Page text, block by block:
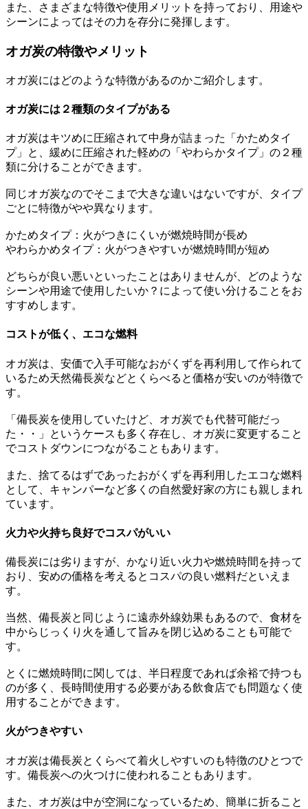
また、さまざまな特徴や使用メリットを持っており、用途や
シーンによってはその力を存分に発揮します。
オガ炭の特徴やメリット
オガ炭にはどのような特徴があるのかご紹介します。
オガ炭には２種類のタイプがある
オガ炭はキツめに圧縮されて中身が詰まった「かためタイ
プ」と、緩めに圧縮された軽めの「やわらかタイプ」の２種
類に分けることができます。
同じオガ炭なのでそこまで大きな違いはないですが、タイプ
ごとに特徴がやや異なります。
かためタイプ：火がつきにくいが燃焼時間が長め
やわらかめタイプ：火がつきやすいが燃焼時間が短め
どちらが良い悪いといったことはありませんが、どのような
シーンや用途で使用したいか？によって使い分けることをお
すすめします。
コストが低く、エコな燃料
オガ炭は、安価で入手可能なおがくずを再利用して作られて
いるため天然備長炭などとくらべると価格が安いのが特徴で
す。
「備長炭を使用していたけど、オガ炭でも代替可能だっ
た・・」というケースも多く存在し、オガ炭に変更すること
でコストダウンにつながることもあります。
また、捨てるはずであったおがくずを再利用したエコな燃料
として、キャンパーなど多くの自然愛好家の方にも親しまれ
ています。
火力や火持ち良好でコスパがいい
備長炭には劣りますが、かなり近い火力や燃焼時間を持って
おり、安めの価格を考えるとコスパの良い燃料だといえま
す。
当然、備長炭と同じように遠赤外線効果もあるので、食材を
中からじっくり火を通して旨みを閉じ込めることも可能で
す。
とくに燃焼時間に関しては、半日程度であれば余裕で持つも
のが多く、長時間使用する必要がある飲食店でも問題なく使
用することができます。
火がつきやすい
オガ炭は備長炭とくらべて着火しやすいのも特徴のひとつで
す。備長炭への火つけに使われることもあります。
また、オガ炭は中が空洞になっているため、簡単に折ること